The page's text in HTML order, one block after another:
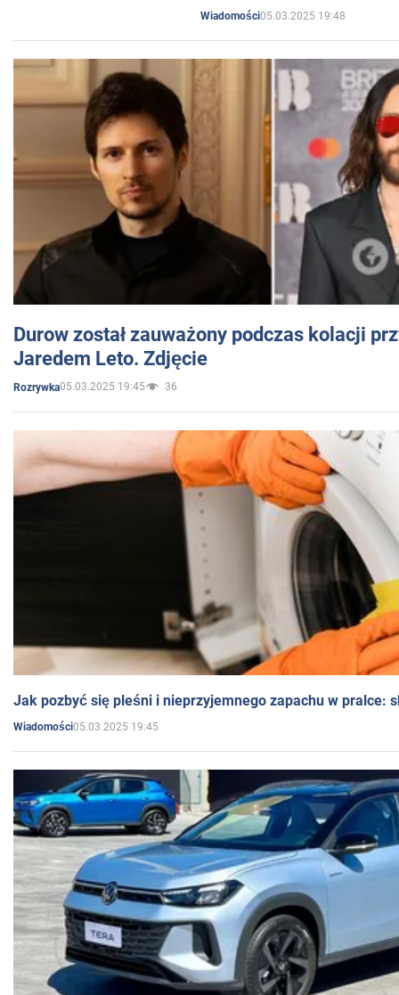
Wiadomości05.03.2025 19:48
Durow został zauważony podczas kolacji
Jaredem Leto. Zdjęcie
Rozrywka05.03.2025 19:45 36
Jak pozbyć się pleśni i nieprzyjemnego zapachu w pralce:
Wiadomości05.03.2025 19:45